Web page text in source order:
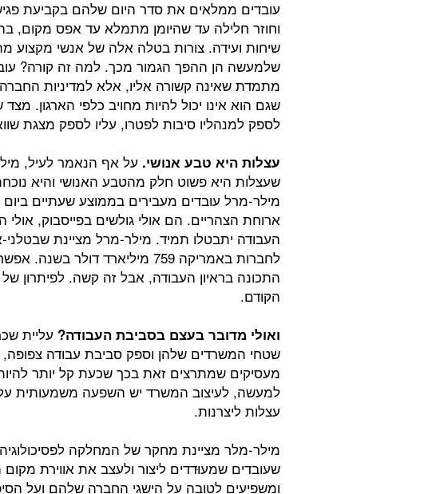
עובדים ממלאים את סדר היום שלהם בקביעת
וחוזר חלילה עד שהיומן מתמלא עד אפס מקום,
שיחות ועידה. צורות בטלה אלה של אנשי מקצוע
שלמעשה הן ההפך הגמור מכך. למה זה קורה?
מתמדת שאינה קשורה אליו, אלא למדיניות החברה,
שגם הוא אינו יכול להיות מחויב כלפי הארגון.
לספק למנהליו סיבות לפטרו, עליו לספק מצגת
עצלות היא טבע אנושי. על אף הנאמר לעיל,
שעצלות היא פשוט חלק מהטבע האנושי והיא
מילר-מרל עובדים מעבירים בממוצע שעתיים
ארוחת הצהריים. הם אולי גולשים בפייסבוק,
העבודה יתבטלו תמיד. מילר-מרל מציינת שבטלני-
לחברות באמריקה 759 מיליארד
התכונה בראיון העבודה, אבל זה קשה. לפיתרון של
הקודם.
ואולי מדובר בעצם בסביבת העבודה? עליית
שטחי המשרדים שלהן וספק סביבת עבודה צפופה,
מעסיקים שמתרצים זאת בכך שכעת קל יותר
למעשה, לעיצוב המשרד יש השפעה משמעותית
עצלות ליצרנות.
שעובדים שמעוּדדים ליצור ולעצב את אווירת
ומשפיעים לטובה על הישגי החברה שלהם ועל